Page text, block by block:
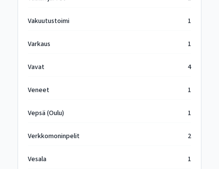
Vakuutustoimi 1
Varkaus 1
Vavat 4
Veneet 1
Vepsä (Oulu) 1
Verkkomoninpelit 2
Vesala 1